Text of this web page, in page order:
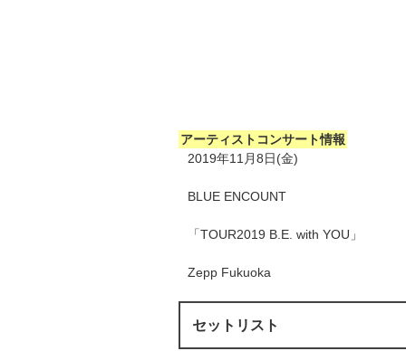
アーティストコンサート情報
2019年11月8日(金)
BLUE ENCOUNT
「TOUR2019 B.E. with YOU」
Zepp Fukuoka
セットリスト